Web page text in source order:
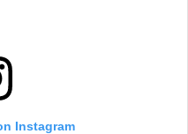
Instagram